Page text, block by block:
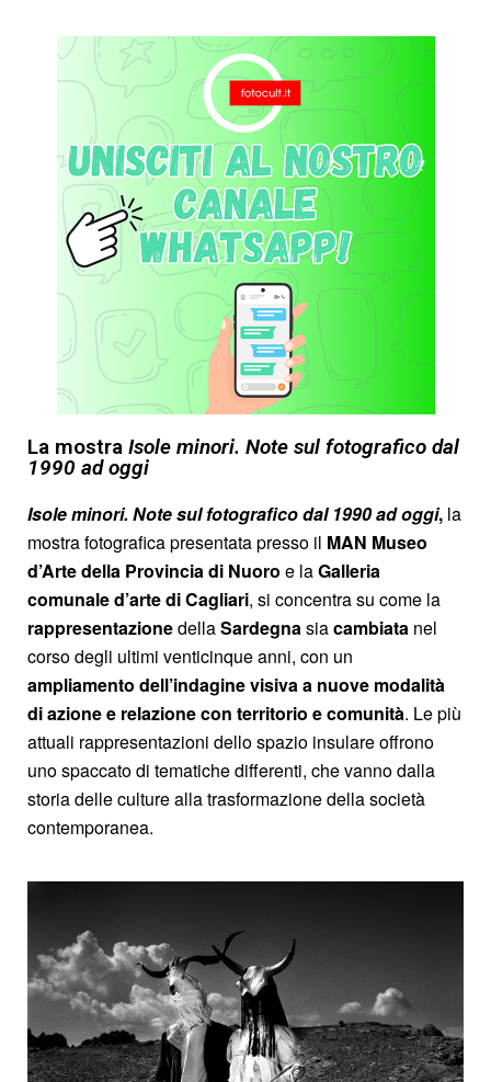
La mostra Isole minori. Note sul fotografico dal
1990 ad oggi
Isole minori. Note sul fotografico dal 1990 ad oggi, la
mostra fotografica presentata presso il MAN Museo
d’Arte della Provincia di Nuoro e laGalleria
comunale d’arte di Cagliari, si concentra su come la
rappresentazionedellaSardegnasiacambiata nel
corso degli ultimi venticinque anni, con un
ampliamento dell’indagine visiva a nuove modalità
di azione e relazione con territorio e comunità. Le più
attuali rappresentazioni dello spazio insulare offrono
uno spaccato di tematiche differenti, che vanno dalla
storia delle culture alla trasformazione della società
contemporanea.